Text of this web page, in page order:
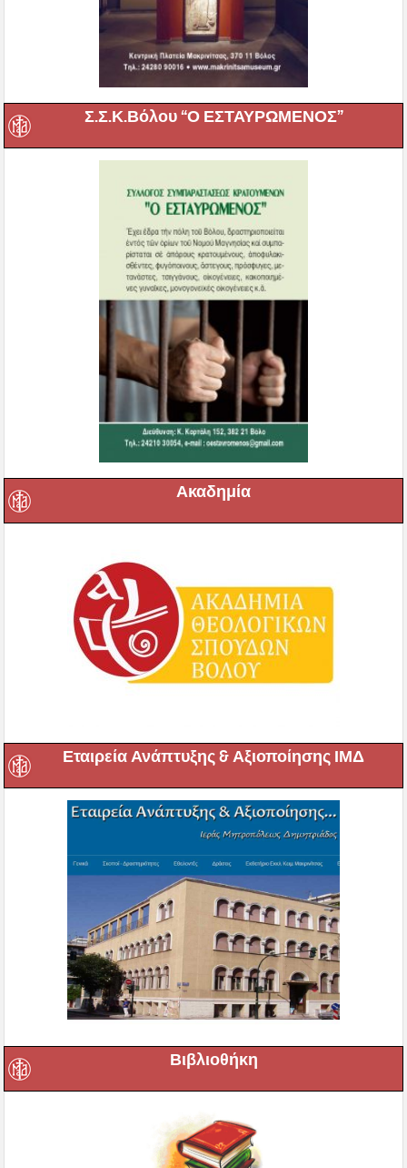
Σ.Σ.Κ.Βόλου “Ο ΕΣΤΑΥΡΩΜΕΝΟΣ”
Ακαδημία
Εταιρεία Ανάπτυξης & Αξιοποίησης ΙΜΔ
Βιβλιοθήκη